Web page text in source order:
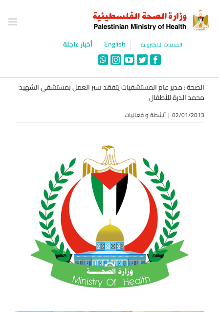
content
الخدمات الالكترونية English أخبار عاجلة
Facebook
Twitter
YouTube
Instagram
WhatsApp
الصحة : مدير عام المستشفيات يتفقد سير العمل بمستشفى الشهيد
محمد الدرة للأطفال
02/01/2013
| أنشطة و فعاليات